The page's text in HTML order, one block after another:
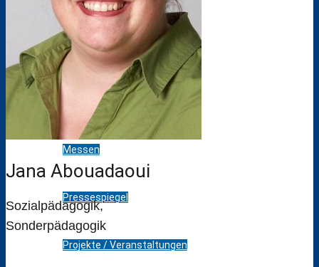
Stellenausschreibungen
Kooperationen
Förderverein
Messen
Pressespiegel
Projekte / Veranstaltungen
Jana Abouadaoui
Sozialpädagogik,
Sonderpädagogik